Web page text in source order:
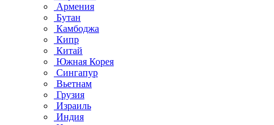
Армения
Бутан
Камбоджа
Кипр
Китай
Южная Корея
Сингапур
Вьетнам
Грузия
Израиль
Индия